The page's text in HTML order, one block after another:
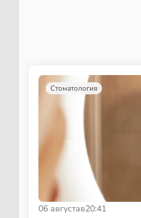
Стоматология
06 августав20:41